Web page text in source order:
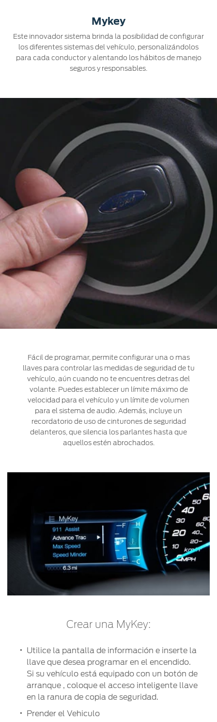
Mykey
Este innovador sistema brinda la posibilidad de configurar
los diferentes sistemas del vehículo, personalizándolos
para cada conductor y alentando los hábitos de manejo
seguros y responsables.
Fácil de programar, permite configurar una o mas
llaves para controlar las medidas de seguridad de tu
vehículo, aún cuando no te encuentres detras del
volante. Puedes establecer un límite máximo de
velocidad para el vehículo y un límite de volumen
para el sistema de audio. Además, incluye un
recordatorio de uso de cinturones de seguridad
delanteros, que silencia los parlantes hasta que
aquellos estén abrochados.
Crear una MyKey:
Utilice la pantalla de información e inserte la
llave que desea programar en el encendido.
Si su vehículo está equipado con un botón de
arranque , coloque el acceso inteligente llave
en la ranura de copia de seguridad.
Prender el Vehiculo